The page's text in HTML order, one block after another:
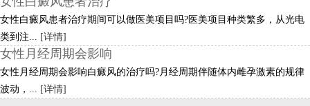
女性白癜风患者治疗期间可以做医美项目吗?医美项目种类繁多，从光电
类到注... [详情]
女性月经周期会影响
女性月经周期会影响白癜风的治疗吗?月经周期伴随体内雌孕激素的规律
波动，... [详情]